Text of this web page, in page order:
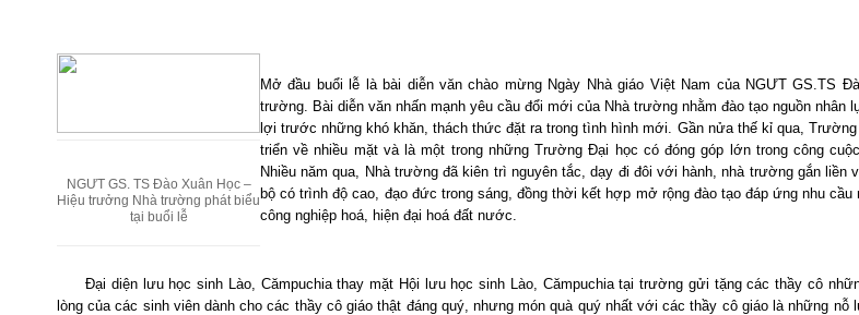
NGƯT GS. TS Đào Xuân Học –
Hiệu trưởng Nhà trường phát biểu
tại buổi lễ
Mở đầu buổi lễ là bài diễn văn chào mừng Ngày Nhà giáo Việt Nam của NGƯT GS.TS
trường. Bài diễn văn nhấn mạnh yêu cầu đổi mới của Nhà trường nhằm đào tạo nguồn nhân
lợi trước những khó khăn, thách thức đặt ra trong tình hình mới. Gần nửa thế kỉ qua,
triển về nhiều mặt và là một trong những Trường Đại học có đóng góp lớn trong công
Nhiều năm qua, Nhà trường đã kiên trì nguyên tắc, dạy đi đôi với hành, nhà trường gắn liền
bộ có trình độ cao, đạo đức trong sáng, đồng thời kết hợp mở rộng đào tạo đáp ứng nhu cầu
công nghiệp hoá, hiện đại hoá đất nước.
Đại diện lưu học sinh Lào, Cămpuchia thay mặt Hội lưu học sinh Lào, Cămpuchia tại trường gửi tặng các thầy cô
lòng của các sinh viên dành cho các thầy cô giáo thật đáng quý, nhưng món quà quý nhất với các thầy cô giáo là những nỗ